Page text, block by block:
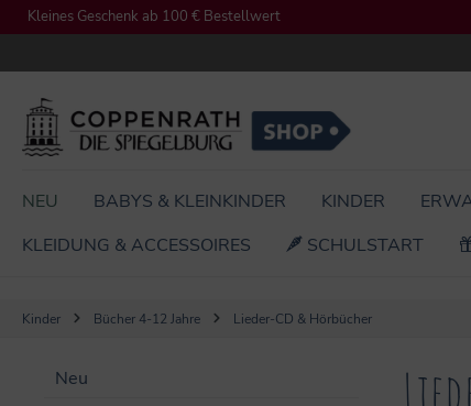
Zur Hauptnavigation springen
Kleines Geschenk ab 100 € Bestellwert
NEU BABYS & KLEINKINDER KINDER
KLEIDUNG & ACCESSOIRES
SCHULSTART
Kinder Bücher 4-12 Jahre Lieder-CD & Hörbücher
Neu